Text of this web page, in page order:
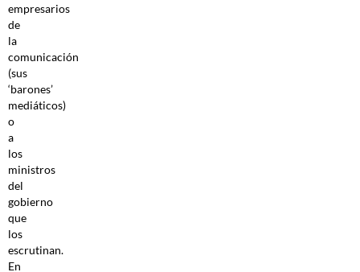
empresarios
de
la
comunicación
(sus
‘barones’
mediáticos)
o
a
los
ministros
del
gobierno
que
los
escrutinan.
En